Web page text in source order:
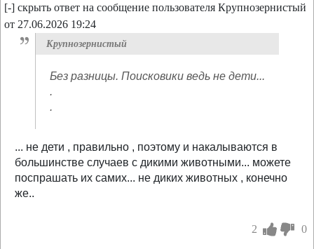
[-] скрыть ответ на сообщение пользователя Крупнозернистый
от 27.06.2026 19:24
Крупнозернистый
Без разницы. Поисковики ведь не дети...
.
.
... не дети , правильно , поэтому и накалываются в
большинстве случаев с дикими животными... можете
поспрашать их самих... не диких животных , конечно
же..
2 0